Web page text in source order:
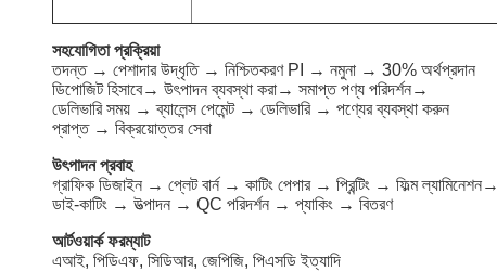
সহযোগিতা প্রক্রিয়া
তদন্ত → পেশাদার উদ্ধৃতি → নিশ্চিতকরণ PI → নমুনা → 30% অর্থপ্রদান
ডিপোজিট হিসাবে→ উৎপাদন ব্যবস্থা করা→ সমাপ্ত পণ্য পরিদর্শন→
ডেলিভারি সময় → ব্যালেন্স পেমেন্ট → ডেলিভারি → পণ্যের ব্যবস্থা করুন
প্রাপ্ত → বিক্রয়োত্তর সেবা
উৎপাদন প্রবাহ
গ্রাফিক ডিজাইন → প্লেট বার্ন → কাটিং পেপার → প্রিন্টিং → ফিল্ম ল্যামিনেশন→
ডাই-কাটিং → উত্পাদন → QC পরিদর্শন → প্যাকিং → বিতরণ
আর্টওয়ার্ক ফরম্যাট
এআই, পিডিএফ, সিডিআর, জেপিজি, পিএসডি ইত্যাদি